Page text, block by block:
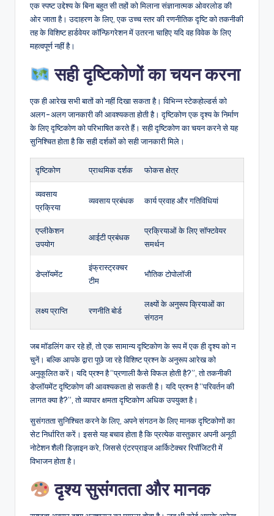
एक स्पष्ट उद्देश्य के बिना बहुत सी तहों को मिलाना संज्ञानात्मक ओवरलोड की
ओर जाता है। उदाहरण के लिए, एक उच्च स्तर की रणनीतिक दृष्टि को तकनीकी
तह के विशिष्ट हार्डवेयर कॉन्फ़िगरेशन में उतरना चाहिए यदि वह विवेक के लिए
महत्वपूर्ण नहीं है।
सही दृष्टिकोणों का चयन करना
एक ही आरेख सभी बातों को नहीं दिखा सकता है। विभिन्न स्टेकहोल्डर्स को
अलग-अलग जानकारी की आवश्यकता होती है। दृष्टिकोण एक दृश्य के निर्माण
के लिए दृष्टिकोण को परिभाषित करते हैं। सही दृष्टिकोण का चयन करने से यह
सुनिश्चित होता है कि सही दर्शकों को सही जानकारी मिले।
दृष्टिकोण प्राथमिक दर्शक फोकस क्षेत्र
व्यवसाय
प्रक्रिया
व्यवसाय प्रबंधक कार्य प्रवाह और गतिविधियां
एप्लीकेशन
उपयोग
आईटी प्रबंधक
प्रक्रियाओं के लिए सॉफ्टवेयर
समर्थन
डेप्लॉयमेंट
इंफ्रास्ट्रक्चर
टीम
भौतिक टोपोलॉजी
लक्ष्य प्राप्ति रणनीति बोर्ड
लक्ष्यों के अनुरूप क्रियाओं का
संगठन
जब मॉडलिंग कर रहे हों, तो एक सामान्य दृष्टिकोण के रूप में एक ही दृश्य को न
चुनें। बल्कि आपके द्वारा पूछे जा रहे विशिष्ट प्रश्न के अनुरूप आरेख को
अनुकूलित करें। यदि प्रश्न है “प्रणाली कैसे विफल होती है?”, तो तकनीकी
डेप्लॉयमेंट दृष्टिकोण की आवश्यकता हो सकती है। यदि प्रश्न है “परिवर्तन की
लागत क्या है?”, तो व्यापार क्षमता दृष्टिकोण अधिक उपयुक्त है।
सुसंगतता सुनिश्चित करने के लिए, अपने संगठन के लिए मानक दृष्टिकोणों का
सेट निर्धारित करें। इससे यह बचाव होता है कि प्रत्येक वास्तुकार अपनी अनूठी
नोटेशन शैली डिज़ाइन करे, जिससे एंटरप्राइज आर्किटेक्चर रिपॉजिटरी में
विभाजन होता है।
दृश्य सुसंगतता और मानक